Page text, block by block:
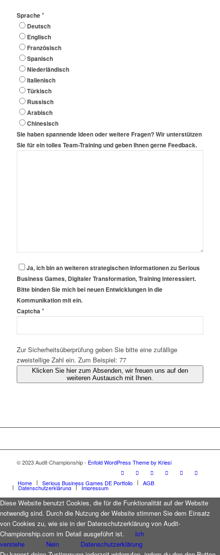
Sprache*
Deutsch
Englisch
Französisch
Spanisch
Niederländisch
Italienisch
Türkisch
Russisch
Arabisch
Chinesisch
Sie haben spannende Ideen oder weitere Fragen? Wir unterstützen
Sie für ein tolles Team-Training und geben Ihnen gerne Feedback.
Ja, ich bin an weiteren strategischen Informationen zu Serious
Business Games, Digitaler Transformation, Training interessiert.
Bitte binden Sie mich bei neuen Entwicklungen in die
Kommunikation mit ein.
Captcha *
Zur Sicherheitsüberprüfung geben Sie bitte eine zufällige
zweistellige Zahl ein. Zum Beispiel: 77
Klicken Sie hier zum Absenden, wir freuen uns auf den
weiteren Austausch mit Ihnen.
© 2023 Audit-Championship - Enfold WordPress Theme by Kriesi
Home Serious Business Games DE Portfolio AGB
Datenschutzerklärung Impressum
Diese Website benutzt Cookies, die für die Funktionalität auf der Website
notwendig sind. Durch die Nutzung der Website stimmen Sie dem Einsatz
von Cookies zu, wie sie in der Datenschutzerklärung von Audit-
Championship.com im Detail ausgeführt ist.
Ich
verstehe
Nein
Datenschutzerklärung